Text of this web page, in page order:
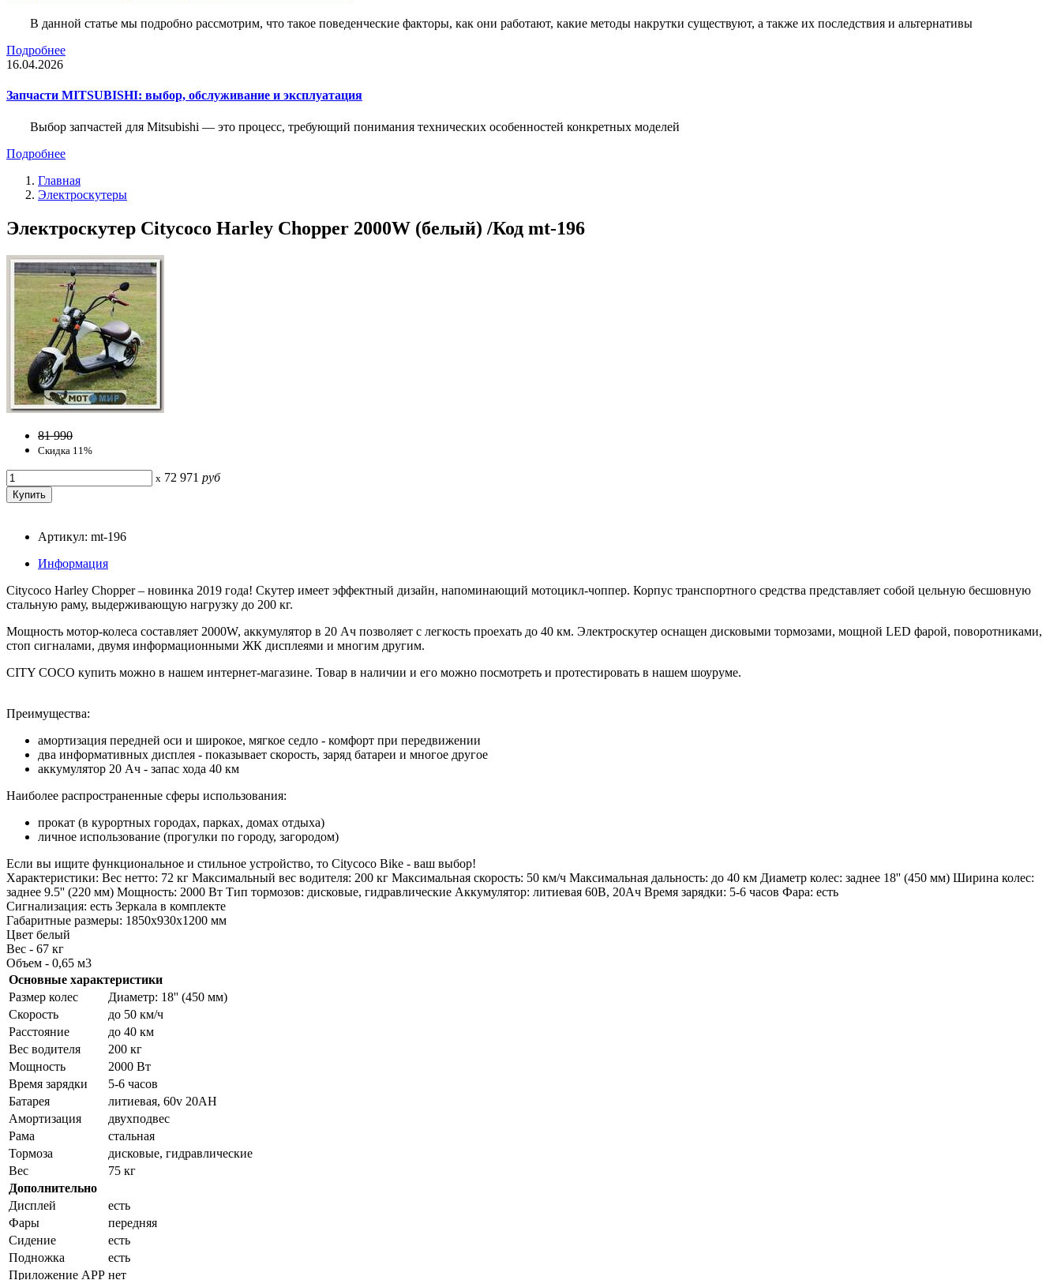
В данной статье мы подробно рассмотрим, что такое поведенческие факторы, как они работают, какие методы накрутки существуют, а также их последствия и альтернативы
Подробнее
16.04.2026
Запчасти MITSUBISHI: выбор, обслуживание и эксплуатация
Выбор запчастей для Mitsubishi — это процесс, требующий понимания технических особенностей конкретных моделей
Подробнее
Главная
Электроскутеры
Электроскутер Citycoco Harley Chopper 2000W (белый) /Код mt-196
81 990
Скидка 11%
x 72 971 руб
Артикул: mt-196
Информация
Citycoco Harley Chopper – новинка 2019 года! Скутер имеет эффектный дизайн, напоминающий мотоцикл-чоппер. Корпус транспортного средства представляет собой цельную бесшовную
стальную раму, выдерживающую нагрузку до 200 кг.
Мощность мотор-колеса составляет 2000W, аккумулятор в 20 Ач позволяет с легкость проехать до 40 км. Электроскутер оснащен дисковыми тормозами, мощной LED фарой, поворотниками,
стоп сигналами, двумя информационными ЖК дисплеями и многим другим.
CITY COCO купить можно в нашем интернет-магазине. Товар в наличии и его можно посмотреть и протестировать в нашем шоуруме.
Преимущества:
амортизация передней оси и широкое, мягкое седло - комфорт при передвижении
два информативных дисплея - показывает скорость, заряд батареи и многое другое
аккумулятор 20 Ач - запас хода 40 км
Наиболее распространенные сферы использования:
прокат (в курортных городах, парках, домах отдыха)
личное использование (прогулки по городу, загородом)
Если вы ищите функциональное и стильное устройство, то Citycoco Bike - ваш выбор!
Характеристики: Вес нетто: 72 кг Максимальный вес водителя: 200 кг Максимальная скорость: 50 км/ч Максимальная дальность: до 40 км Диаметр колес: заднее 18'' (450 мм) Ширина колес:
заднее 9.5'' (220 мм) Мощность: 2000 Вт Тип тормозов: дисковые, гидравлические Аккумулятор: литиевая 60В, 20Ач Время зарядки: 5-6 часов Фара: есть
Сигнализация: есть Зеркала в комплекте
Габаритные размеры: 1850х930х1200 мм
Цвет белый
Вес - 67 кг
Объем - 0,65 м3
Основные характеристики
Размер колес
Диаметр: 18'' (450 мм)
Скорость
до 50 км/ч
Расстояние
до 40 км
Вес водителя
200 кг
Мощность
2000 Вт
Время зарядки
5-6 часов
Батарея
литиевая, 60v 20AH
Амортизация
двухподвес
Рама
стальная
Тормоза
дисковые, гидравлические
Вес
75 кг
Дополнительно
Дисплей
есть
Фары
передняя
Сидение
есть
Подножка
есть
Приложение APP нет